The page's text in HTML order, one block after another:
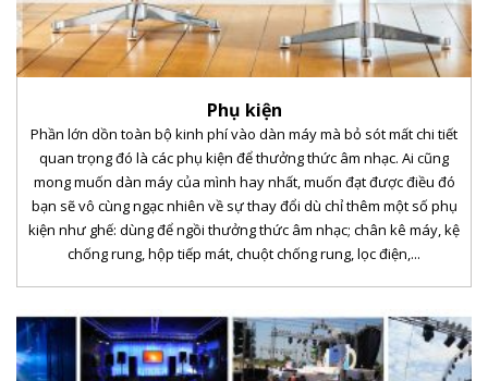
Phụ kiện
Phần lớn dồn toàn bộ kinh phí vào dàn máy mà bỏ sót mất chi tiết
quan trọng đó là các phụ kiện để thưởng thức âm nhạc. Ai cũng
mong muốn dàn máy của mình hay nhất, muốn đạt được điều đó
bạn sẽ vô cùng ngạc nhiên về sự thay đổi dù chỉ thêm một số phụ
kiện như ghế: dùng để ngồi thưởng thức âm nhạc; chân kê máy, kệ
chống rung, hộp tiếp mát, chuột chống rung, lọc điện,...